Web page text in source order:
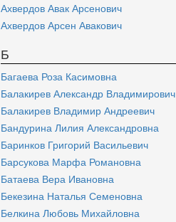
Ахвердов Авак Арсенович
Ахвердов Арсен Авакович
Б
Багаева Роза Касимовна
Балакирев Александр Владимирович
Балакирев Владимир Андреевич
Бандурина Лилия Александровна
Баринков Григорий Васильевич
Барсукова Марфа Романовна
Батаева Вера Ивановна
Бекезина Наталья Семеновна
Белкина Любовь Михайловна